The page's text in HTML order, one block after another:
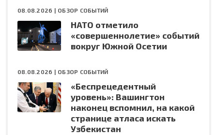
08.08.2026 | ОБЗОР СОБЫТИЙ
НАТО отметило
«совершеннолетие» событий
вокруг Южной Осетии
08.08.2026 | ОБЗОР СОБЫТИЙ
«Беспрецедентный
уровень»: Вашингтон
наконец вспомнил, на какой
странице атласа искать
Узбекистан